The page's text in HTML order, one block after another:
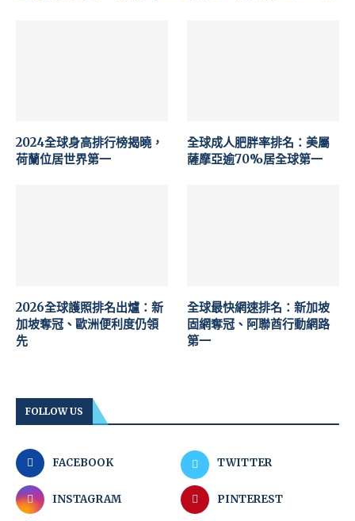
2024全球身高排行榜揭曉，
荷蘭位居世界第一
全球成人肥胖率排名：美屬
薩摩亞逾70%居全球第一
2026全球護照排名出爐：新
加坡奪冠、歐洲便利度仍領
先
全球最快網速排名：新加坡
固網奪冠、阿聯酋行動網路
第一
FOLLOW US
FACEBOOK TWITTER
INSTAGRAM PINTEREST